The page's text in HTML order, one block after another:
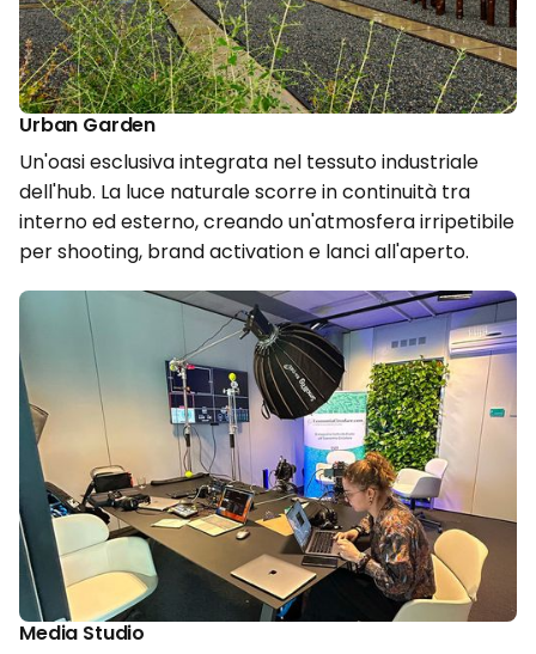
Urban Garden
Un'oasi esclusiva integrata nel tessuto industriale
dell'hub. La luce naturale scorre in continuità tra
interno ed esterno, creando un'atmosfera irripetibile
per shooting, brand activation e lanci all'aperto.
Media Studio